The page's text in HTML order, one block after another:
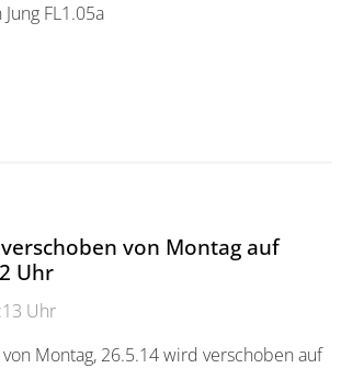
FL1.05a
alle Prüfungen von Herrn Jung
von Montag auf
Uhr
Uhr
Montag, 26.5.14 wird verschoben auf